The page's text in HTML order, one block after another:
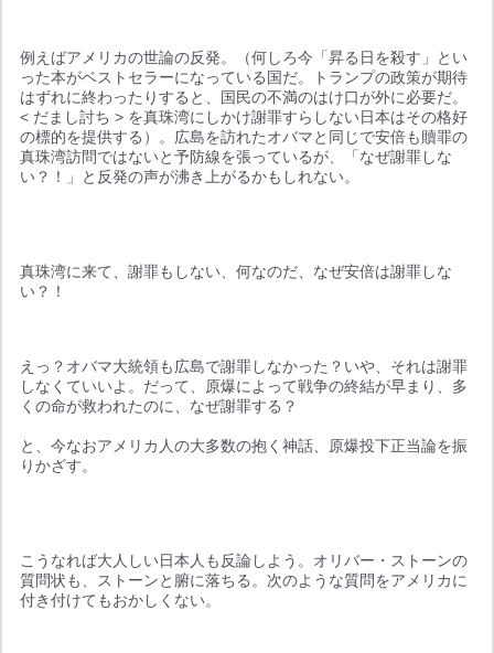
例えばアメリカの世論の反発。（何しろ今「昇る日を殺す」とい
った本がベストセラーになっている国だ。トランプの政策が期待
はずれに終わったりすると、国民の不満のはけ口が外に必要だ。
< だまし討ち > を真珠湾にしかけ謝罪すらしない日本はその格好
の標的を提供する）。広島を訪れたオバマと同じで安倍も贖罪の
真珠湾訪問ではないと予防線を張っているが、「なぜ謝罪しな
い？！」と反発の声が沸き上がるかもしれない。
真珠湾に来て、謝罪もしない、何なのだ、なぜ安倍は謝罪しな
い？！
えっ？オバマ大統領も広島で謝罪しなかった？いや、それは謝罪
しなくていいよ。だって、原爆によって戦争の終結が早まり、多
くの命が救われたのに、なぜ謝罪する？
と、今なおアメリカ人の大多数の抱く神話、原爆投下正当論を振
りかざす。
こうなれば大人しい日本人も反論しよう。オリバー・ストーンの
質問状も、ストーンと腑に落ちる。次のような質問をアメリカに
付き付けてもおかしくない。